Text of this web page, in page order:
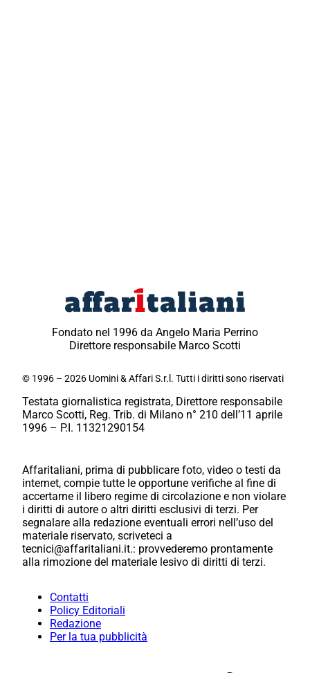
Fondato nel 1996 da Angelo Maria Perrino
Direttore responsabile Marco Scotti
© 1996 – 2026 Uomini & Affari S.r.l. Tutti i diritti sono riservati
Testata giornalistica registrata, Direttore responsabile
Marco Scotti, Reg. Trib. di Milano n° 210 dell’11 aprile
1996 – P.I. 11321290154
Affaritaliani, prima di pubblicare foto, video o testi da
internet, compie tutte le opportune verifiche al fine di
accertarne il libero regime di circolazione e non violare
i diritti di autore o altri diritti esclusivi di terzi. Per
segnalare alla redazione eventuali errori nell’uso del
materiale riservato, scriveteci a
tecnici@affaritaliani.it.: provvederemo prontamente
alla rimozione del materiale lesivo di diritti di terzi.
Contatti
Policy Editoriali
Redazione
Per la tua pubblicità